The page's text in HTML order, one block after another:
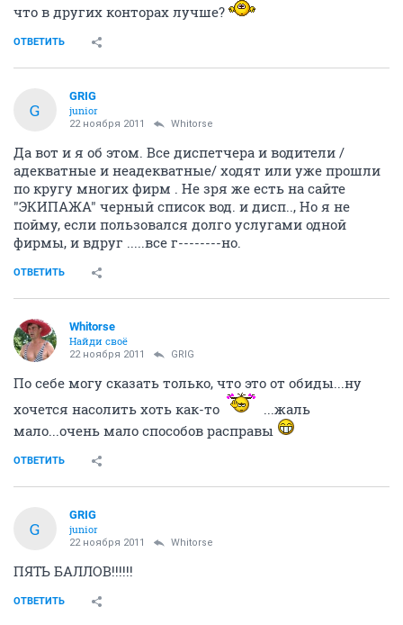
что в других конторах лучше?
ОТВЕТИТЬ
G
GRIG
junior
22 ноября 2011 Whitorse
Да вот и я об этом. Все диспетчера и водители /
адекватные и неадекватные/ ходят или уже прошли
по кругу многих фирм . Не зря же есть на сайте
"ЭКИПАЖА" черный список вод. и дисп.., Но я не
пойму, если пользовался долго услугами одной
фирмы, и вдруг .....все г--------но.
ОТВЕТИТЬ
Whitorse
Найди своё
22 ноября 2011 GRIG
По себе могу сказать только, что это от обиды...ну
хочется насолить хоть как-то
...жаль
мало...очень мало способов расправы
ОТВЕТИТЬ
G
GRIG
junior
22 ноября 2011 Whitorse
ПЯТЬ БАЛЛОВ!!!!!!
ОТВЕТИТЬ